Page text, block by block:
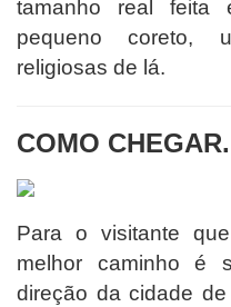
tamanho real
pequeno coreto,
religiosas de lá.
COMO CHEGAR.
Para o visitante
melhor caminho é
direção da cidade